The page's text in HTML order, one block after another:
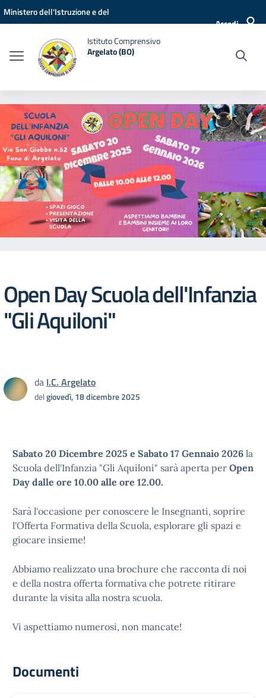
Vai ai contenuti
Vai al menu di navigazione
Vai al footer
Ministero dell'Istruzione e del
Accedi
Istituto Comprensivo
Argelato (BO)
Open Day Scuola dell'Infanzia
"Gli Aquiloni"
da I.C. Argelato
delgiovedì, 18 dicembre 2025
Sabato 20 Dicembre 2025 e Sabato 17 Gennaio 2026 la
Scuola dell'Infanzia "Gli Aquiloni" sarà aperta per Open
Day dalle ore 10.00 alle ore 12.00.
Sarà l'occasione per conoscere le Insegnanti, soprire
l'Offerta Formativa della Scuola, esplorare gli spazi e
giocare insieme!
Abbiamo realizzato una brochure che racconta di noi
e della nostra offerta formativa che potrete ritirare
durante la visita alla nostra scuola.
Vi aspettiamo numerosi, non mancate!
Documenti